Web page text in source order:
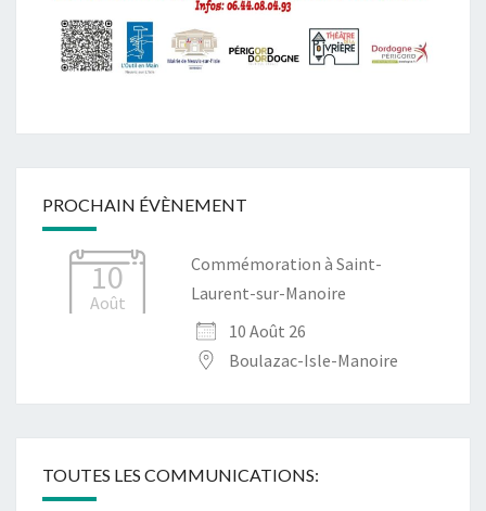
PROCHAIN ÉVÈNEMENT
10
Août
Commémoration à Saint-
Laurent-sur-Manoire
10 Août 26
Boulazac-Isle-Manoire
TOUTES LES COMMUNICATIONS: